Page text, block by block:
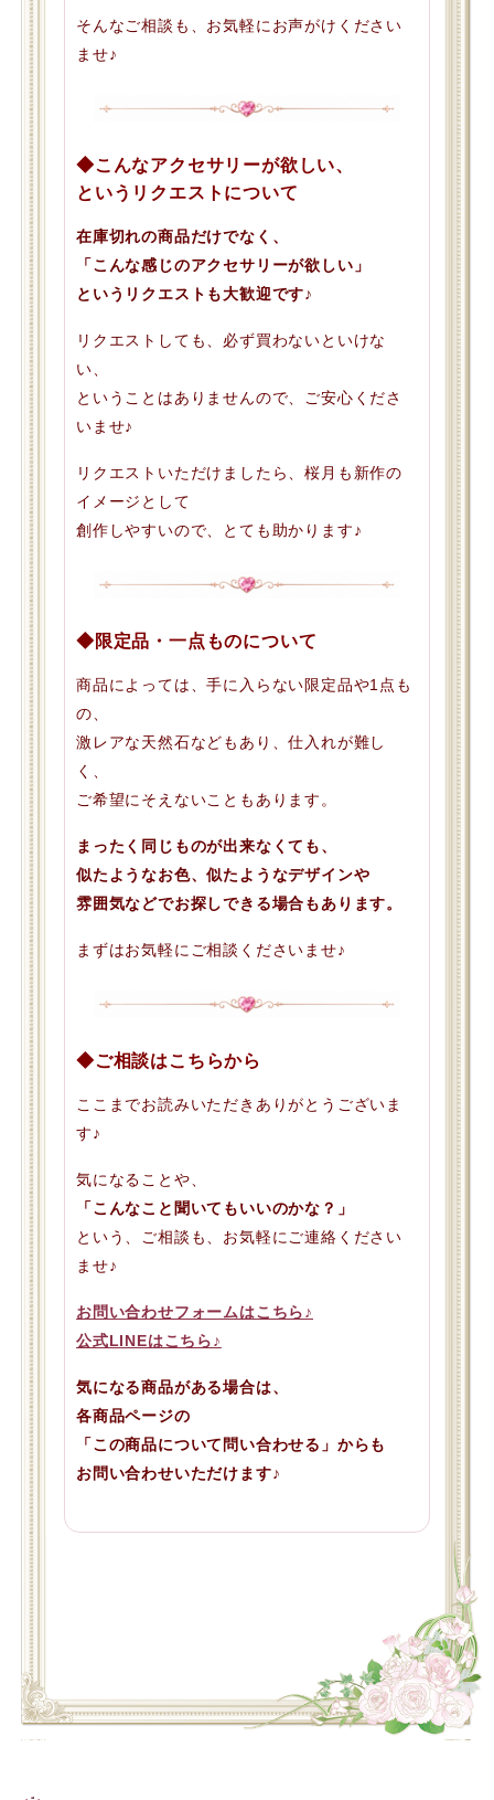
そんなご相談も、お気軽にお声がけください
ませ♪
◆こんなアクセサリーが欲しい、
というリクエストについて
在庫切れの商品だけでなく、
「こんな感じのアクセサリーが欲しい」
というリクエストも大歓迎です♪
リクエストしても、必ず買わないといけな
い、
ということはありませんので、ご安心くださ
いませ♪
リクエストいただけましたら、桜月も新作の
イメージとして
創作しやすいので、とても助かります♪
◆限定品・一点ものについて
商品によっては、手に入らない限定品や1点も
の、
激レアな天然石などもあり、仕入れが難し
く、
ご希望にそえないこともあります。
まったく同じものが出来なくても、
似たようなお色、似たようなデザインや
雰囲気などでお探しできる場合もあります。
まずはお気軽にご相談くださいませ♪
◆ご相談はこちらから
ここまでお読みいただきありがとうございま
す♪
気になることや、
「こんなこと聞いてもいいのかな？」
という、ご相談も、お気軽にご連絡ください
ませ♪
お問い合わせフォームはこちら♪
公式LINEはこちら♪
気になる商品がある場合は、
各商品ページの
「この商品について問い合わせる」からも
お問い合わせいただけます♪